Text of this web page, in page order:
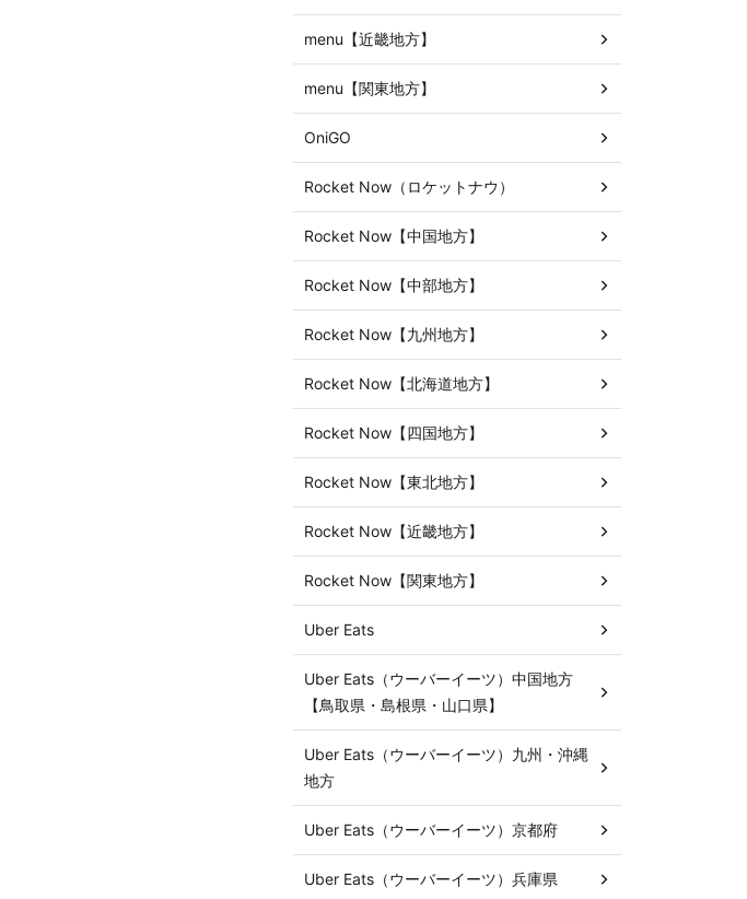
menu【近畿地方】
menu【関東地方】
OniGO
Rocket Now（ロケットナウ）
Rocket Now【中国地方】
Rocket Now【中部地方】
Rocket Now【九州地方】
Rocket Now【北海道地方】
Rocket Now【四国地方】
Rocket Now【東北地方】
Rocket Now【近畿地方】
Rocket Now【関東地方】
Uber Eats
Uber Eats（ウーバーイーツ）中国地方
【鳥取県・島根県・山口県】
Uber Eats（ウーバーイーツ）九州・沖縄
地方
Uber Eats（ウーバーイーツ）京都府
Uber Eats（ウーバーイーツ）兵庫県